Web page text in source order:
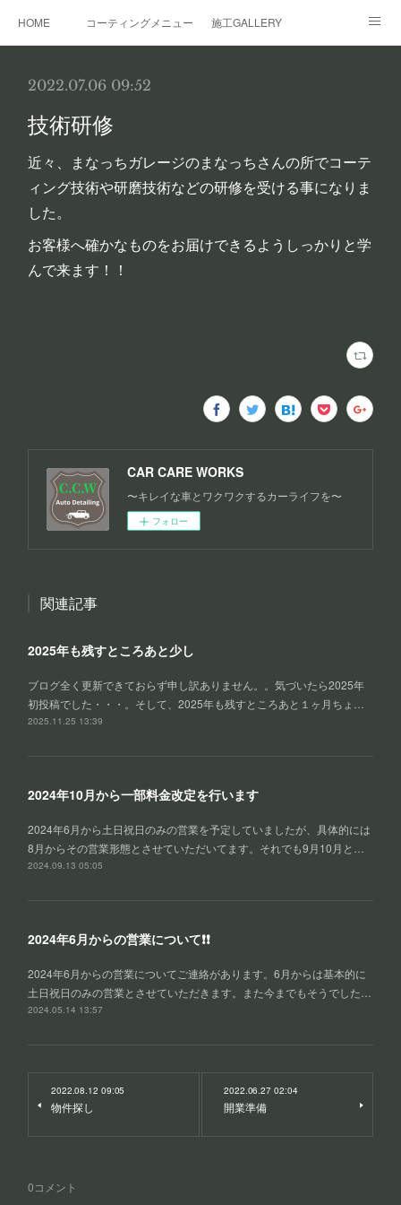
HOME コーティングメニュー 施工GALLERY
2022.07.06 09:52
技術研修
近々、まなっちガレージのまなっちさんの所でコーテ
ィング技術や研磨技術などの研修を受ける事になりま
した。
お客様へ確かなものをお届けできるようしっかりと学
んで来ます！！
CAR CARE WORKS
〜キレイな車とワクワクするカーライフを〜
フォロー
関連記事
2025年も残すところあと少し
ブログ全く更新できておらず申し訳ありません。。気づいたら2025年
初投稿でした・・・。そして、2025年も残すところあと１ヶ月ちょ…
2025.11.25 13:39
2024年10月から一部料金改定を行います
2024年6月から土日祝日のみの営業を予定していましたが、具体的には
8月からその営業形態とさせていただいてます。それでも9月10月と…
2024.09.13 05:05
2024年6月からの営業について❗❗
2024年6月からの営業についてご連絡があります。6月からは基本的に
土日祝日のみの営業とさせていただきます。また今までもそうでした…
2024.05.14 13:57
2022.08.12 09:05
物件探し
2022.06.27 02:04
開業準備
0コメント